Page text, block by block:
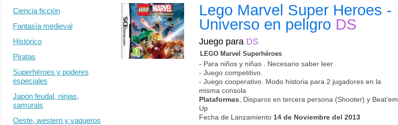
Ciencia ficción
Fantasía medieval
Histórico
Piratas
Superhéroes y poderes
especiales
Japón feudal, ninjas,
samurais
Oeste, western y vaqueros
Lego Marvel Super Heroes -
Universo en peligro DS
Juego para DS
LEGO Marvel Superhéroes
- Para niños y niñas . Necesario saber leer
- Juego competitivo.
- Juego cooperativo. Modo historia para 2 jugadores en la
misma consola
Plataformas , Disparos en tercera persona (Shooter) y Beat'em
Up
Fecha de Lanzamiento 14 de Noviembre del 2013